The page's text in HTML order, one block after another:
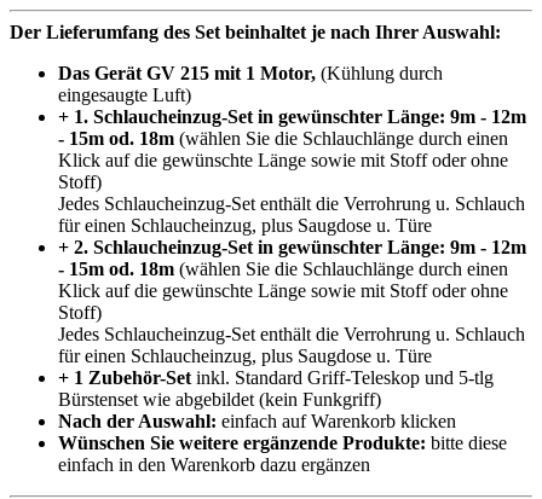
Der Lieferumfang des Set beinhaltet je nach Ihrer Auswahl:
Das Gerät GV 215 mit 1 Motor, (Kühlung durch
eingesaugte Luft)
+ 1. Schlaucheinzug-Set in gewünschter Länge: 9m - 12m
- 15m od. 18m (wählen Sie die Schlauchlänge durch einen
Klick auf die gewünschte Länge sowie mit Stoff oder ohne
Stoff)
Jedes Schlaucheinzug-Set enthält die Verrohrung u. Schlauch
für einen Schlaucheinzug, plus Saugdose u. Türe
+ 2. Schlaucheinzug-Set in gewünschter Länge: 9m - 12m
- 15m od. 18m (wählen Sie die Schlauchlänge durch einen
Klick auf die gewünschte Länge sowie mit Stoff oder ohne
Stoff)
Jedes Schlaucheinzug-Set enthält die Verrohrung u. Schlauch
für einen Schlaucheinzug, plus Saugdose u. Türe
+ 1 Zubehör-Set inkl. Standard Griff-Teleskop und 5-tlg
Bürstenset wie abgebildet (kein Funkgriff)
Nach der Auswahl: einfach auf Warenkorb klicken
Wünschen Sie weitere ergänzende Produkte: bitte diese
einfach in den Warenkorb dazu ergänzen